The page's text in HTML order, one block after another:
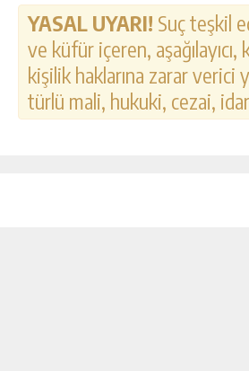
YASAL UYARI! Suç teşkil
ve küfür içeren,
kişilik haklarına zarar
türlü mali, hukuki, cezai,